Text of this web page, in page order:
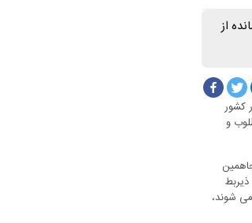
از
کشور
و
شوند،